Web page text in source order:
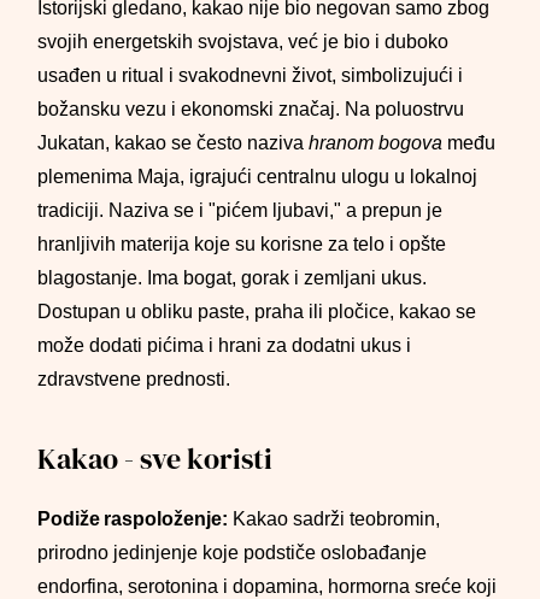
Istorijski gledano, kakao nije bio negovan samo zbog
svojih energetskih svojstava, već je bio i duboko
usađen u ritual i svakodnevni život, simbolizujući i
božansku vezu i ekonomski značaj. Na poluostrvu
Jukatan, kakao se često nazivahranom bogova među
plemenima Maja, igrajući centralnu ulogu u lokalnoj
tradiciji. Naziva se i "pićem ljubavi," a prepun je
hranljivih materija koje su korisne za telo i opšte
blagostanje. Ima bogat, gorak i zemljani ukus.
Dostupan u obliku paste, praha ili pločice, kakao se
može dodati pićima i hrani za dodatni ukus i
zdravstvene prednosti.
Kakao - sve koristi
Podiže raspoloženje: Kakao sadrži teobromin,
prirodno jedinjenje koje podstiče oslobađanje
endorfina, serotonina i dopamina, hormorna sreće koji